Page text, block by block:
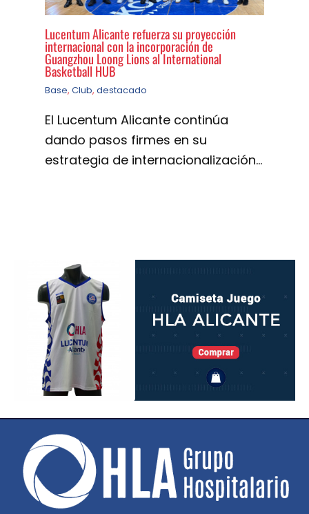
Lucentum Alicante refuerza su proyección
internacional con la incorporación de
Guangzhou Loong Lions al International
Basketball HUB
Base, Club, destacado
El Lucentum Alicante continúa
dando pasos firmes en su
estrategia de internacionalización…